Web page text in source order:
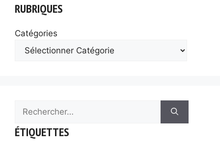
RUBRIQUES
Catégories
ÉTIQUETTES